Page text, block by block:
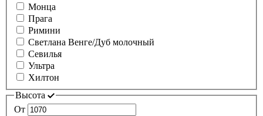
Монца
Прага
Римини
Светлана Венге/Дуб молочный
Севилья
Ультра
Хилтон
Высота
От